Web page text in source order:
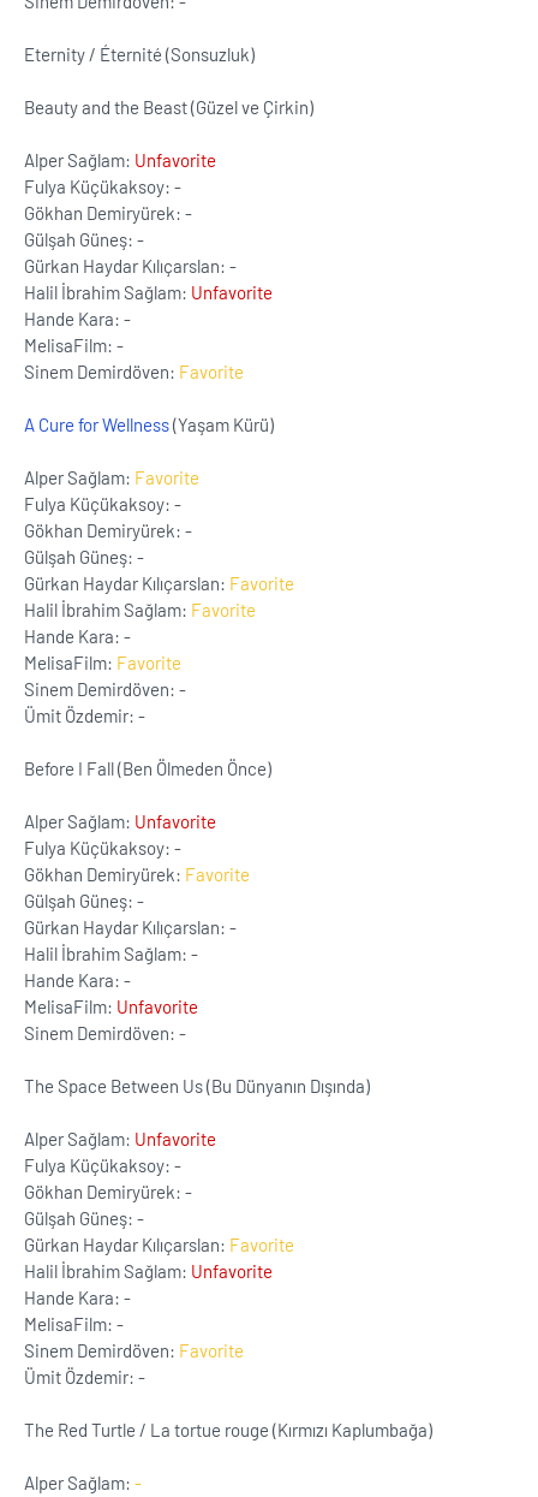
Eternity / Éternité (Sonsuzluk)
Beauty and the Beast (Güzel ve Çirkin)
Alper Sağlam: Unfavorite
Fulya Küçükaksoy: -
Gökhan Demiryürek: -
Gülşah Güneş: -
Gürkan Haydar Kılıçarslan: -
Halil İbrahim Sağlam: Unfavorite
Hande Kara: -
MelisaFilm: -
Sinem Demirdöven: Favorite
A Cure for Wellness(Yaşam Kürü)
Alper Sağlam: Favorite
Fulya Küçükaksoy: -
Gökhan Demiryürek: -
Gülşah Güneş: -
Gürkan Haydar Kılıçarslan: Favorite
Halil İbrahim Sağlam: Favorite
Hande Kara: -
MelisaFilm: Favorite
Sinem Demirdöven: -
Ümit Özdemir: -
Before I Fall (Ben Ölmeden Önce)
Alper Sağlam: Unfavorite
Fulya Küçükaksoy: -
Gökhan Demiryürek: Favorite
Gülşah Güneş: -
Gürkan Haydar Kılıçarslan: -
Halil İbrahim Sağlam: -
Hande Kara: -
MelisaFilm: Unfavorite
Sinem Demirdöven: -
The Space Between Us (Bu Dünyanın Dışında)
Alper Sağlam: Unfavorite
Fulya Küçükaksoy: -
Gökhan Demiryürek: -
Gülşah Güneş: -
Gürkan Haydar Kılıçarslan: Favorite
Halil İbrahim Sağlam: Unfavorite
Hande Kara: -
MelisaFilm: -
Sinem Demirdöven: Favorite
Ümit Özdemir: -
The Red Turtle / La tortue rouge (Kırmızı Kaplumbağa)
Alper Sağlam: -